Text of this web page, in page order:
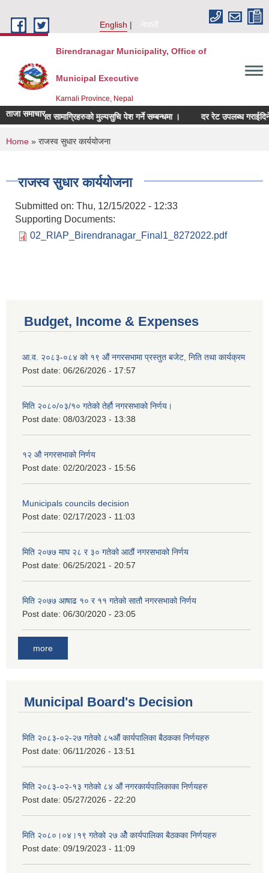
English
नेपाली
Birendranagar Municipality, Office of
Municipal Executive
Karnali Province, Nepal
ताजा समाचार
सम्बन्धित सामाग्रिहरुको मुल्यसुचि पेश गर्ने सम्बन्धमा । दर रेट उपलब्ध गराईदिने
You are here
Home » राजस्व सुधार कार्ययोजना
राजस्व सुधार कार्ययोजना
Submitted on: Thu, 12/15/2022 - 12:33
Supporting Documents:
02_RIAP_Birendranagar_Final1_8272022.pdf
Budget, Income & Expenses
आ.व. २०८३-०८४ को १९ औं नगरसभामा प्रस्तुत बजेट, निति तथा कार्यक्रम
Post date: 06/26/2026 - 17:57
मिति २०८०/०३/१० गतेको तेर्हौ नगरसभाको निर्णय।
Post date: 08/03/2023 - 13:38
१२ औ नगरसभाको निर्णय
Post date: 02/20/2023 - 15:56
Municipals councils decision
Post date: 02/17/2023 - 11:03
मिति २०७७ माघ २८ र ३० गतेको आठौं नगरसभाको निर्णय
Post date: 06/25/2021 - 20:57
मिति २०७७ आषाढ १० र ११ गतेको सातौ नगरसभाको निर्णय
Post date: 06/30/2020 - 23:05
more
Municipal Board's Decision
मिति २०८३-०२-२७ गतेको ८५औं कार्यपालिका बैठकका निर्णयहरु
Post date: 06/11/2026 - 13:51
मिति २०८३-०२-१३ गतेको ८४ औं नगरकार्यपालिकाका निर्णयहरु
Post date: 05/27/2026 - 22:20
मिति २०८०।०४।१९ गतेको २७ ‌‍‌ओेै कार्यपालिका बैठकका निर्णयहरु
Post date: 09/19/2023 - 11:09